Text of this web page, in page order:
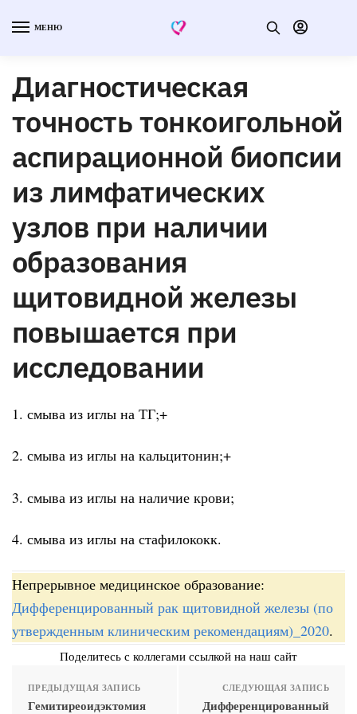
МЕНЮ
Диагностическая
точность тонкоигольной
аспирационной биопсии
из лимфатических
узлов при наличии
образования
щитовидной железы
повышается при
исследовании
1. смыва из иглы на ТГ;+
2. смыва из иглы на кальцитонин;+
3. смыва из иглы на наличие крови;
4. смыва из иглы на стафилококк.
Непрерывное медицинское образование:
Дифференцированный рак щитовидной железы (по
утвержденным клиническим рекомендациям)_2020.
Поделитесь с коллегами ссылкой на наш сайт
ПРЕДЫДУЩАЯ ЗАПИСЬ
Гемитиреоидэктомия
СЛЕДУЮЩАЯ ЗАПИСЬ
Дифференцированный